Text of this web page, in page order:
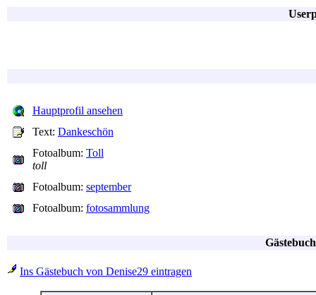
Hauptprofil ansehen
Text: Dankeschön
Fotoalbum: Toll
toll
Fotoalbum: september
Fotoalbum: fotosammlung
Ins Gästebuch von Denise29 eintragen